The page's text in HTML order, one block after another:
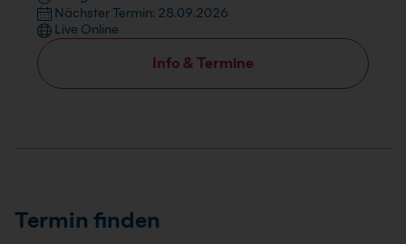
Nächster Termin: 28.09.2026
Live Online
Info & Termine
Termin finden